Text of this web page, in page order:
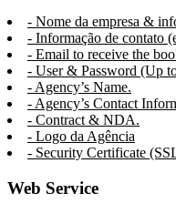
- Nome da empresa &
- Informação de contato
- Email to receive the
- User & Password (Up
- Agency’s Name.
- Agency’s Contact
- Contract & NDA.
- Logo da Agência
- Security Certificate
Web Service